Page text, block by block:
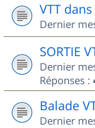
VTT
Dernier
SORTIE
Dernier
Réponses :
Balade
Dernier